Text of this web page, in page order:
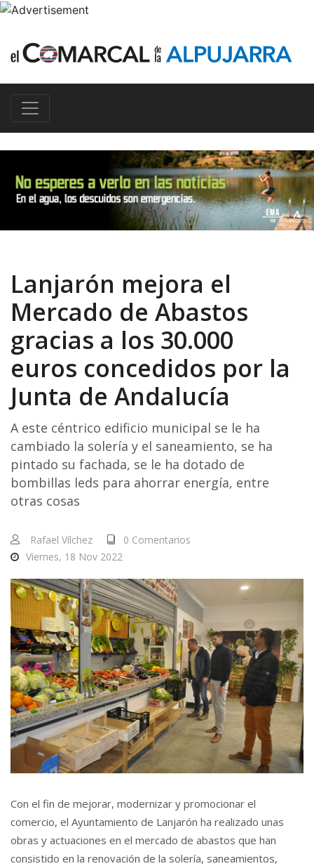
Lanjarón mejora el
Mercado de Abastos
gracias a los 30.000
euros concedidos por la
Junta de Andalucía
A este céntrico edificio municipal se le ha
cambiado la solería y el saneamiento, se ha
pintado su fachada, se le ha dotado de
bombillas leds para ahorrar energía, entre
otras cosas
Rafael Vílchez
0 Comentarios
Viernes, 18 Nov 2022
Con el fin de mejorar, modernizar y promocionar el
comercio, el Ayuntamiento de Lanjarón ha realizado unas
obras y actuaciones en el mercado de abastos que han
consistido en la renovación de la solería, saneamientos,